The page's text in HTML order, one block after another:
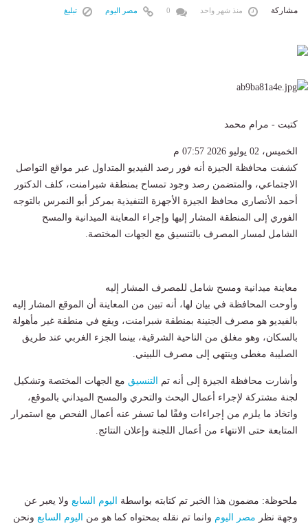
مشاركة منذ شهر واحد مصر اليوم تبليغ
كتبت - مرام محمد
الخميس، 02 يوليو 2026 07:57 م
كشفت محافظة الجيزة أنه فور رصد الفيديو المتداول عبر مواقع التواصل
الاجتماعي، والمتضمن رصد وجود تمساح بمنطقة شبرامنت، كلف الدكتور
أحمد الأنصاري محافظ الجيزة الأجهزة التنفيذية بمركز أبو النمرس بالتوجه
الفوري إلى المنطقة المشار إليها وإجراء المعاينة الميدانية والمسح
الشامل لمسار المصرف بالتنسيق مع الجهات المختصة.
معاينة ميدانية ومسح شامل للمصرف المشار إليه
وأوحت المحافظة في بيان لها، أنه تبين من المعاينة أن الموقع المشار إليه
بالفيديو هو مصرف الجنينة بمنطقة شبرامنت، ويقع في منطقة غير مأهولة
بالسكان، وهو مغلق من الناحية الشرقية، بينما الجزء الغربي عند طريق
الصليبة مغطى وينتهي إلى مصرف اللبيني.
وأشارت محافظة الجيزة إلى أنه تم التنسيق مع الجهات المختصة وتشكيل
لجنة مشتركة لإجراء أعمال البحث والتحري والمسح الميداني بالموقع،
واتخاذ ما يلزم من إجراءات وفقًا لما تسفر عنه أعمال الفحص مع استمرار
المتابعة حتى الانتهاء من أعمال اللجنة وإعلان النتائج.
ملحوظة: مضمون هذا الخبر تم كتابته بواسطة اليوم السابع ولا يعبر عن
وجهة نظر مصر اليوم وانما تم نقله بمحتواه كما هو من اليوم السابع ونحن